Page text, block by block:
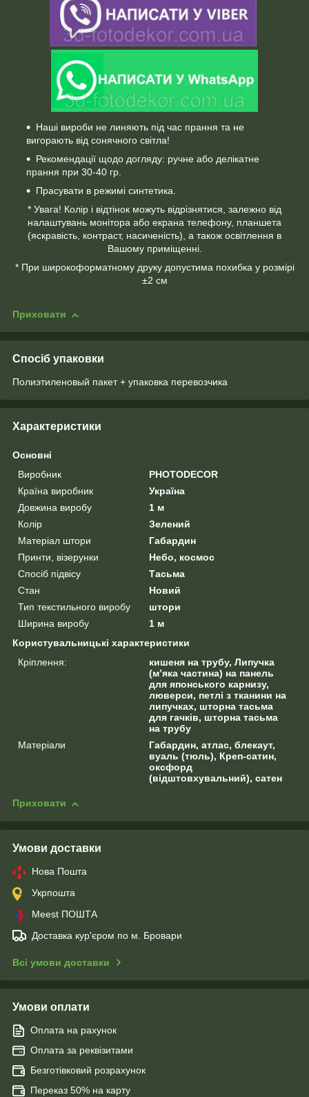
Наші вироби не линяють під час прання та не
вигорають від сонячного світла!
Рекомендації щодо догляду: ручне або делікатне
прання при 30-40 гр.
Прасувати в режимі синтетика.
* Увага! Колір і відтінок можуть відрізнятися, залежно від
налаштувань монітора або екрана телефону, планшета
(яскравість, контраст, насиченість), а також освітлення в
Вашому приміщенні.
* При широкоформатному друку допустима похибка у розмірі
±2 см
Приховати
Спосіб упаковки
Полиэтиленовый пакет + упаковка перевозчика
Характеристики
Основні
Виробник
PHOTODECOR
Країна виробник
Україна
Довжина виробу
1 м
Колір
Зелений
Матеріал штори
Габардин
Принти, візерунки
Небо, космос
Спосіб підвісу
Тасьма
Стан
Новий
Тип текстильного виробу
штори
Ширина виробу
1 м
Користувальницькі характеристики
Кріплення:
кишеня на трубу, Липучка
(м’яка частина) на панель
для японського карнизу,
люверси, петлі з тканини на
липучках, шторна тасьма
для гачків, шторна тасьма
на трубу
Матеріали
Габардин, атлас, блекаут,
вуаль (тюль), Креп-сатин,
оксфорд
(відштовхувальний), сатен
Приховати
Умови доставки
Нова Пошта
Укрпошта
Meest ПОШТА
Доставка кур'єром по м. Бровари
Всі умови доставки
Умови оплати
Оплата на рахунок
Оплата за реквізитами
Безготівковий розрахунок
Переказ 50% на карту